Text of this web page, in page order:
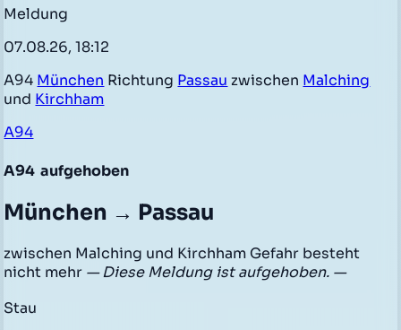
Meldung
07.08.26, 18:12
A94 München Richtung Passau zwischen Malching
und Kirchham
A94
A94 aufgehoben
München → Passau
zwischen Malching und Kirchham Gefahr besteht
nicht mehr — Diese Meldung ist aufgehoben. —
Stau